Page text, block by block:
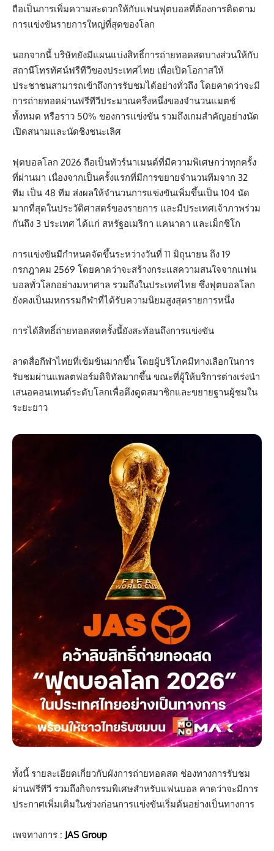
ถือเป็นการเพิ่มความสะดวกให้กับแฟนฟุตบอลที่ต้องการติดตาม
การแข่งขันรายการใหญ่ที่สุดของโลก
นอกจากนี้ บริษัทยังมีแผนแบ่งสิทธิ์การถ่ายทอดสดบางส่วนให้กับ
สถานีโทรทัศน์ฟรีทีวีของประเทศไทย เพื่อเปิดโอกาสให้
ประชาชนสามารถเข้าถึงการรับชมได้อย่างทั่วถึง โดยคาดว่าจะมี
การถ่ายทอดผ่านฟรีทีวีประมาณครึ่งหนึ่งของจำนวนแมตช์
ทั้งหมด หรือราว 50% ของการแข่งขัน รวมถึงเกมสำคัญอย่างนัด
เปิดสนามและนัดชิงชนะเลิศ
ฟุตบอลโลก 2026 ถือเป็นทัวร์นาเมนต์ที่มีความพิเศษกว่าทุกครั้ง
ที่ผ่านมา เนื่องจากเป็นครั้งแรกที่มีการขยายจำนวนทีมจาก 32
ทีม เป็น 48 ทีม ส่งผลให้จำนวนการแข่งขันเพิ่มขึ้นเป็น 104 นัด
มากที่สุดในประวัติศาสตร์ของรายการ และมีประเทศเจ้าภาพร่วม
กันถึง 3 ประเทศ ได้แก่ สหรัฐอเมริกา แคนาดา และเม็กซิโก
การแข่งขันมีกำหนดจัดขึ้นระหว่างวันที่ 11 มิถุนายน ถึง 19
กรกฎาคม 2569 โดยคาดว่าจะสร้างกระแสความสนใจจากแฟน
บอลทั่วโลกอย่างมหาศาล รวมถึงในประเทศไทย ซึ่งฟุตบอลโลก
ยังคงเป็นมหกรรมกีฬาที่ได้รับความนิยมสูงสุดรายการหนึ่ง
การได้สิทธิ์ถ่ายทอดสดครั้งนี้ยังสะท้อนถึงการแข่งขัน
ลาดสื่อกีฬาไทยที่เข้มข้นมากขึ้น โดยผู้บริโภคมีทางเลือกในการ
รับชมผ่านแพลตฟอร์มดิจิทัลมากขึ้น ขณะที่ผู้ให้บริการต่างเร่งนำ
เสนอคอนเทนต์ระดับโลกเพื่อดึงดูดสมาชิกและขยายฐานผู้ชมใน
ระยะยาว
ทั้งนี้ รายละเอียดเกี่ยวกับผังการถ่ายทอดสด ช่องทางการรับชม
ผ่านฟรีทีวี รวมถึงกิจกรรมพิเศษสำหรับแฟนบอล คาดว่าจะมีการ
ประกาศเพิ่มเติมในช่วงก่อนการแข่งขันเริ่มต้นอย่างเป็นทางการ
เพจทางการ : JAS Group